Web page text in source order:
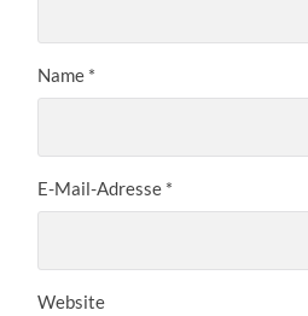
Name *
E-Mail-Adresse *
Website